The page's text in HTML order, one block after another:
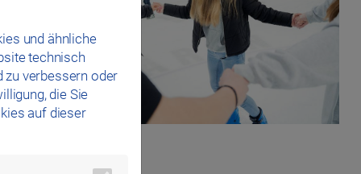
und ähnliche
technisch
zu verbessern oder
die Sie
auf dieser